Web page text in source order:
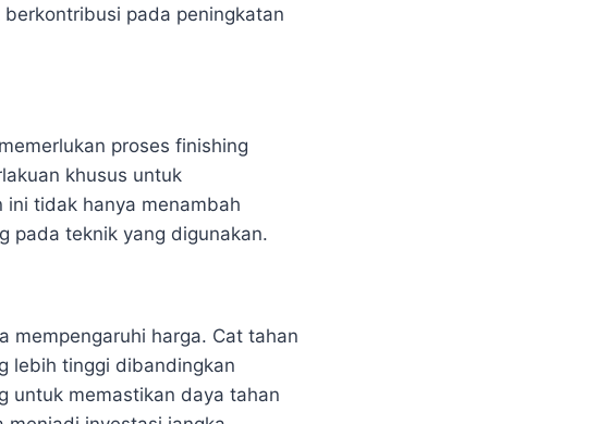
pada peningkatan
proses finishing
khusus untuk
tidak hanya menambah
pada teknik yang digunakan.
mempengaruhi harga. Cat tahan
lebih tinggi dibandingkan
untuk memastikan daya tahan